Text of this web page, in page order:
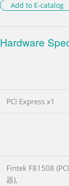
Add to E-catalog
Hardware
PCI Express x1
Fintek F81508
器),